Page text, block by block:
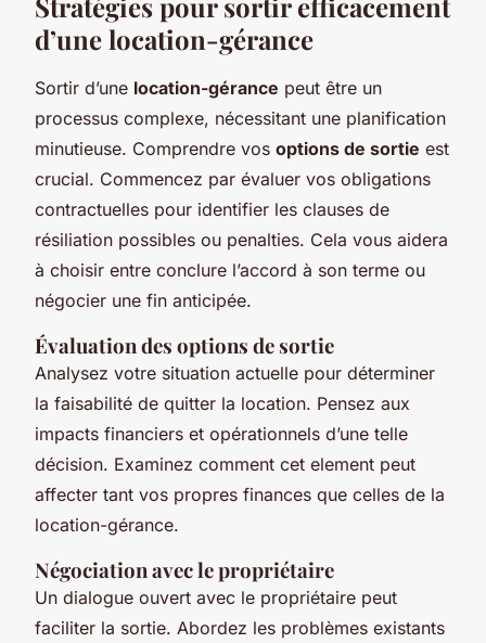
d’une location-gérance
Sortir d’une location-gérance peut être un
processus complexe, nécessitant une planification
minutieuse. Comprendre vos options de sortie est
crucial. Commencez par évaluer vos obligations
contractuelles pour identifier les clauses de
résiliation possibles ou penalties. Cela vous aidera
à choisir entre conclure l’accord à son terme ou
négocier une fin anticipée.
Évaluation des options de sortie
Analysez votre situation actuelle pour déterminer
la faisabilité de quitter la location. Pensez aux
impacts financiers et opérationnels d’une telle
décision. Examinez comment cet element peut
affecter tant vos propres finances que celles de la
location-gérance.
Négociation avec le propriétaire
Un dialogue ouvert avec le propriétaire peut
faciliter la sortie. Abordez les problèmes existants